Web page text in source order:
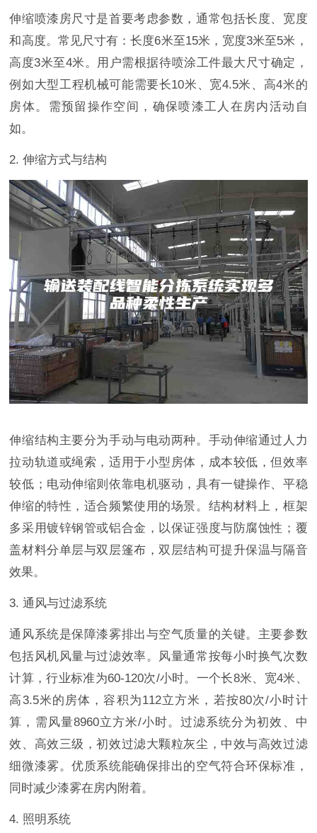
伸缩喷漆房尺寸是首要考虑参数，通常包括长度、宽度
和高度。常见尺寸有：长度6米至15米，宽度3米至5米，
高度3米至4米。用户需根据待喷涂工件最大尺寸确定，
例如大型工程机械可能需要长10米、宽4.5米、高4米的
房体。需预留操作空间，确保喷漆工人在房内活动自
如。
2. 伸缩方式与结构
伸缩结构主要分为手动与电动两种。手动伸缩通过人力
拉动轨道或绳索，适用于小型房体，成本较低，但效率
较低；电动伸缩则依靠电机驱动，具有一键操作、平稳
伸缩的特性，适合频繁使用的场景。结构材料上，框架
多采用镀锌钢管或铝合金，以保证强度与防腐蚀性；覆
盖材料分单层与双层篷布，双层结构可提升保温与隔音
效果。
3. 通风与过滤系统
通风系统是保障漆雾排出与空气质量的关键。主要参数
包括风机风量与过滤效率。风量通常按每小时换气次数
计算，行业标准为60-120次/小时。一个长8米、宽4米、
高3.5米的房体，容积为112立方米，若按80次/小时计
算，需风量8960立方米/小时。过滤系统分为初效、中
效、高效三级，初效过滤大颗粒灰尘，中效与高效过滤
细微漆雾。优质系统能确保排出的空气符合环保标准，
同时减少漆雾在房内附着。
4. 照明系统